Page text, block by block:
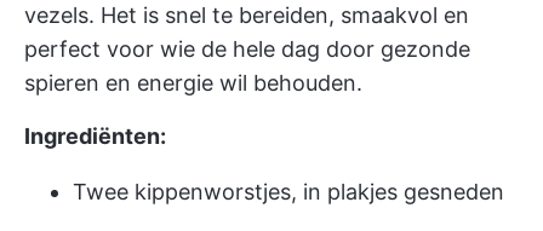
vezels. Het is snel te bereiden, smaakvol en
perfect voor wie de hele dag door gezonde
spieren en energie wil behouden.
Ingrediënten:
Twee kippenworstjes, in plakjes gesneden